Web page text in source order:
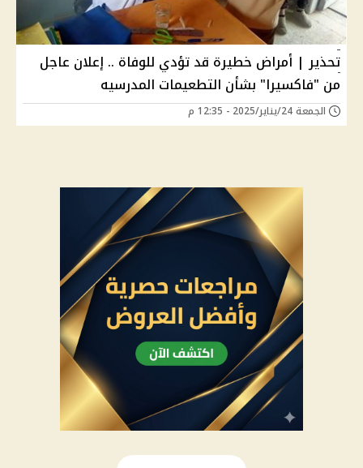
تحذير | أمراض خطيرة قد تؤدي للوفاة .. إعلان عاجل
من "فاكسيرا" بشأن التطعيمات المدرسيه
الجمعة 24/يناير/2025 - 12:35 م